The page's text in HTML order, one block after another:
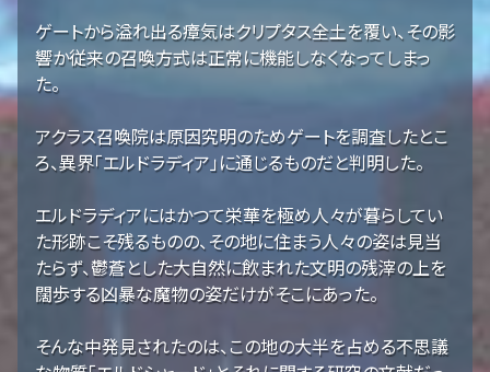
ゲートから溢れ出る瘴気はクリプタス全土を覆い、その影
響か従来の召喚方式は正常に機能しなくなってしまっ
た。
アクラス召喚院は原因究明のためゲートを調査したとこ
ろ、異界「エルドラディア」に通じるものだと判明した。
エルドラディアにはかつて栄華を極め人々が暮らしてい
た形跡こそ残るものの、その地に住まう人々の姿は見当
たらず、鬱蒼とした大自然に飲まれた文明の残滓の上を
闊歩する凶暴な魔物の姿だけがそこにあった。
そんな中発見されたのは、この地の大半を占める不思議